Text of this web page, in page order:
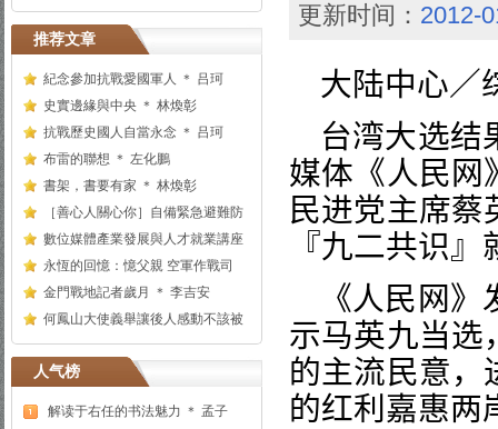
推荐文章
紀念參加抗戰愛國軍人 ＊ 吕珂
史實邊緣與中央 ＊ 林煥彰
抗戰歷史國人自當永念 ＊ 吕珂
布雷的聯想 ＊ 左化鵬
書架，書要有家 ＊ 林煥彰
［善心人關心你］自備緊急避難防
數位媒體產業發展與人才就業講座
永恆的回憶：憶父親 空軍作戰司
金門戰地記者歲月 ＊ 李吉安
何鳳山大使義舉讓後人感動不該被
人气榜
解读于右任的书法魅力 ＊ 孟子
更新时间： 2012-
大陆中心／
台湾大选结
媒体《人民网
民进党主席
『九二共识
《人民网
示马英九当选
的主流民意，
的红利嘉惠两